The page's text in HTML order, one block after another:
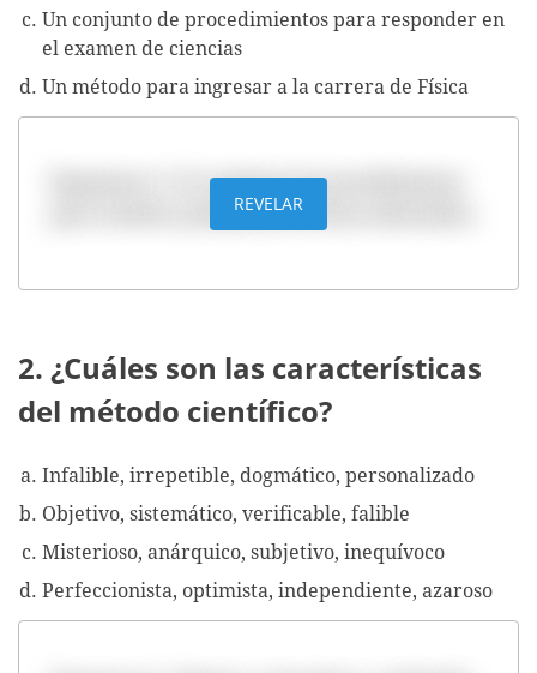
Un conjunto de procedimientos para responder en
el examen de ciencias
Un método para ingresar a la carrera de Física
Respuesta: b. Un conjunto de procedimientos
para resolver problemas de forma sistemática
REVELAR
2. ¿Cuáles son las características
del método científico?
Infalible, irrepetible, dogmático, personalizado
Objetivo, sistemático, verificable, falible
Misterioso, anárquico, subjetivo, inequívoco
Perfeccionista, optimista, independiente, azaroso